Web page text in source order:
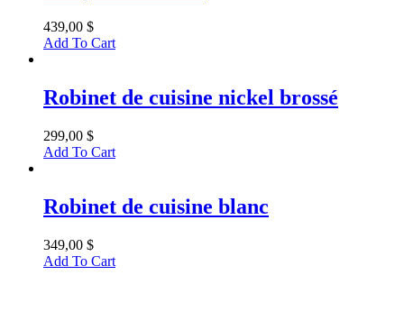
439,00 $
Add To Cart
Robinet de cuisine nickel brossé
299,00 $
Add To Cart
Robinet de cuisine blanc
349,00 $
Add To Cart